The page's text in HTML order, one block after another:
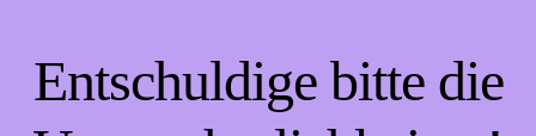
Entschuldige bitte die